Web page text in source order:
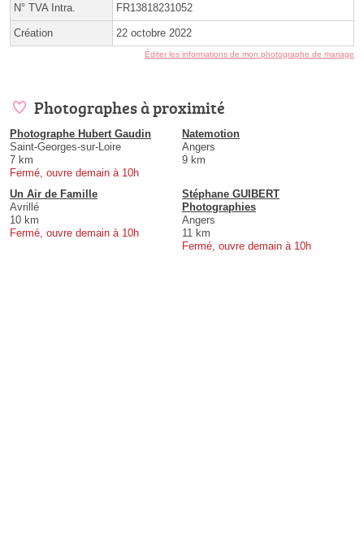
N° TVA Intra. FR13818231052
Création 22 octobre 2022
Éditer les informations de mon photographe de mariage
Photographes à proximité
Photographe Hubert Gaudin
Saint-Georges-sur-Loire
7 km
Fermé, ouvre demain à 10h
Natemotion
Angers
9 km
Un Air de Famille
Avrillé
10 km
Fermé, ouvre demain à 10h
Stéphane GUIBERT
Photographies
Angers
11 km
Fermé, ouvre demain à 10h